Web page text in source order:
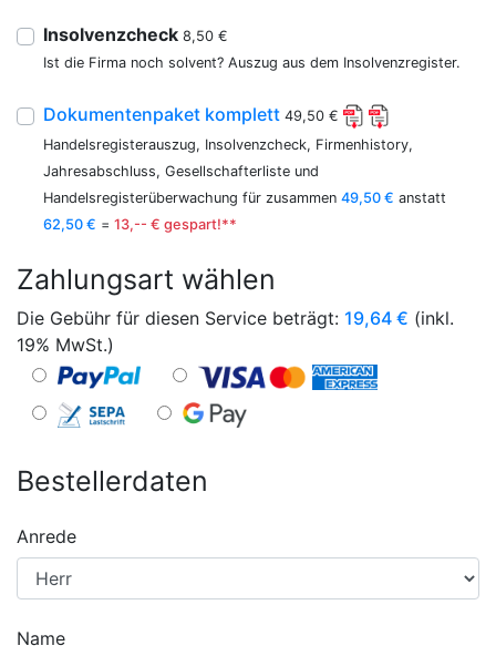
Insolvenzcheck 8,50 €
Ist die Firma noch solvent? Auszug aus dem Insolvenzregister.
Dokumentenpaket komplett 49,50 €
Handelsregisterauszug, Insolvenzcheck, Firmenhistory,
Jahresabschluss, Gesellschafterliste und
Handelsregisterüberwachung für zusammen 49,50 € anstatt
62,50 € = 13,-- € gespart!**
Zahlungsart wählen
Die Gebühr für diesen Service beträgt: 19,64 € (inkl.
19% MwSt.)
Bestellerdaten
Anrede
Name